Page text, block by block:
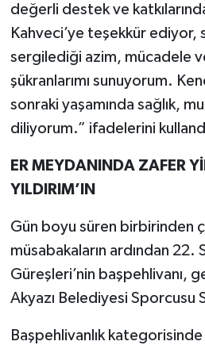
değerli destek ve
Kahveci’ye teşekkür ediyor,
sergilediği azim, mücadele
şükranlarımı sunuyorum.
sonraki yaşamında sağlık,
diliyorum.” ifadelerini
ER MEYDANINDA ZAFER
YILDIRIM’IN
Gün boyu süren birbirinden
müsabakaların ardından 22.
Güreşleri’nin başpehlivanı,
Akyazı Belediyesi Sporcusu
Başpehlivanlık